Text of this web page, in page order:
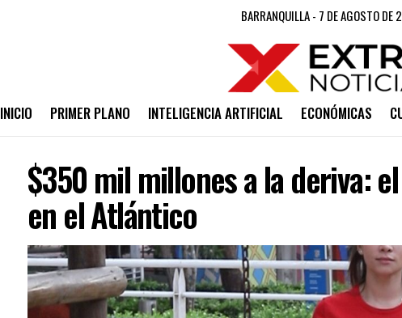
BARRANQUILLA - 7 DE AGOSTO DE
INICIO PRIMER PLANO INTELIGENCIA ARTIFICIAL ECONÓMICAS
$350 mil millones a la deriva:
en el Atlántico